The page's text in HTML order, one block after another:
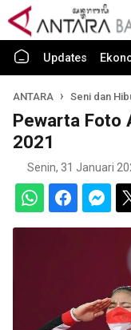
Updates
ANTARA Seni dan
Pewarta Foto
2021
Senin, 31 Januari